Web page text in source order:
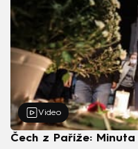
Video
Čech z Paříže: